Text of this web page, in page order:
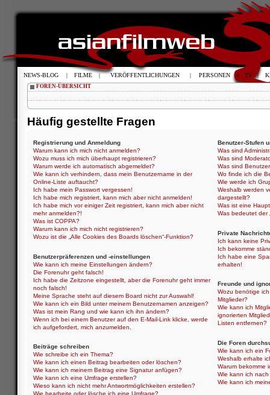
FOREN-ÜBERSICHT
Häufig gestellte Fragen
Registrierung und Anmeldung
Warum kann ich mich nicht anmelden?
Wozu muss ich mich überhaupt registrieren?
Warum werde ich automatisch abgemeldet?
Wie kann ich verhindern, dass mein Benutzername in der
Online-Liste auftaucht?
Ich habe mein Passwort vergessen!
Ich habe mich registriert, kann mich aber nicht anmelden!
Ich habe mich vor einiger Zeit registriert, kann mich aber nicht
mehr anmelden?!
Was ist COPPA?
Warum kann ich mich nicht registrieren?
Wozu ist die „Alle Cookies des Boards löschen“-Funktion?
Benutzerpräferenzen und -einstellungen
Wie kann ich meine Einstellungen ändern?
Die Forenuhr geht falsch!
Ich habe die Zeitzone eingestellt, aber die Forenuhr geht immer
noch falsch!
Meine Sprache steht auf diesem Board nicht zur Auswahl!
Wie kann ich ein Bild unter meinem Benutzernamen anzeigen?
Was ist mein Rang und wie kann ich ihn ändern?
Wenn ich bei einem Benutzer auf den E-Mail-Link klicke, werde
ich aufgefordert, mich anzumelden.
Beiträge schreiben
Wie schreibe ich ein Thema?
Wie kann ich einen Beitrag bearbeiten oder löschen?
Wie kann ich meinem Beitrag eine Signatur anfügen?
Wie kann ich eine Umfrage erstellen?
Wieso kann ich nicht mehr Antwortmöglichkeiten erstellen?
Benutzer-Stufen
Was sind
Was sind
Was sind
Wo finde ich die
Wie werde ich
Weshalb werden
dargestellt?
Was ist eine
Was bedeutet der
Private
Ich kann keine
Ich bekomme
Ich habe eine
erhalten!
Freunde und
Wozu benötige
Mitglieder?
Wie kann ich
ignorierten
Listen entfernen?
Die Foren
Wie kann ich ein
Weshalb erhalte
Warum bekomme
Wie kann ich
Wie kann ich
NEWS-BLOG | FILME | VERÖFFENTLICHUNGEN | PERSONEN | TV |